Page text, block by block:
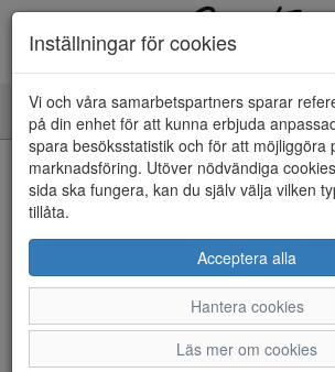
Toggle
navigation
HEM
Inställningar för cookies
Vi och våra samarbetspartners sparar
på din enhet för att kunna erbjuda
spara besöksstatistik och för att möjliggöra
marknadsföring. Utöver nödvändiga
sida ska fungera, kan du själv välja vilken
tillåta.
Acceptera alla
Hantera cookies
Läs mer om cookies